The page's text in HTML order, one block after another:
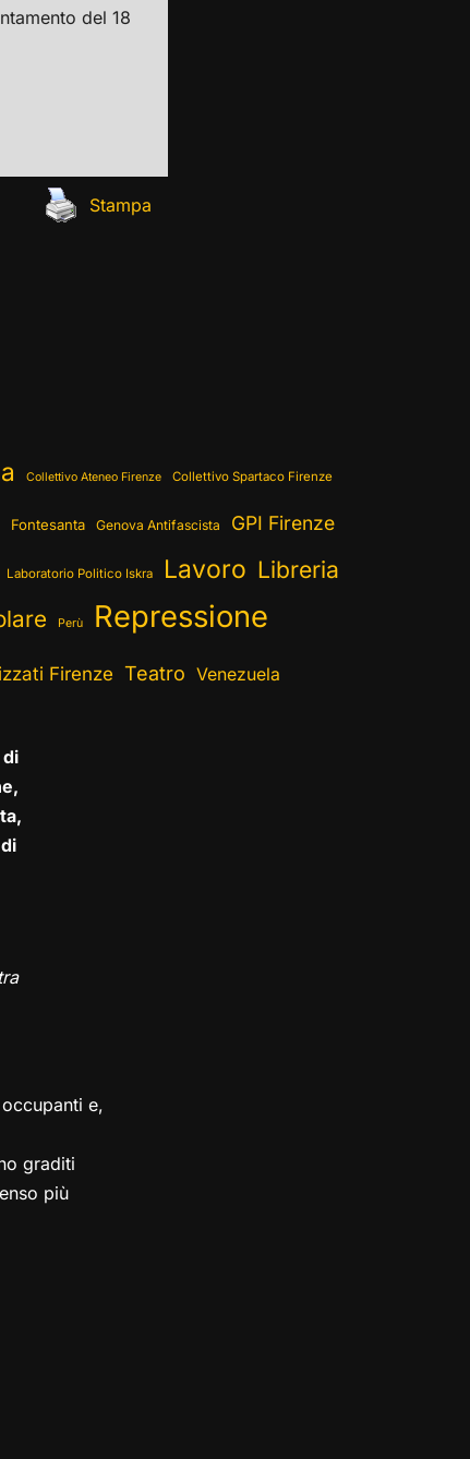
del 18
Stampa
Collettivo Ateneo Firenze Collettivo Spartaco Firenze
Fontesanta Genova Antifascista GPI Firenze
Laboratorio Politico Iskra Lavoro Libreria
Perù Repressione
Firenze Teatro Venezuela
di
e,
graditi
più